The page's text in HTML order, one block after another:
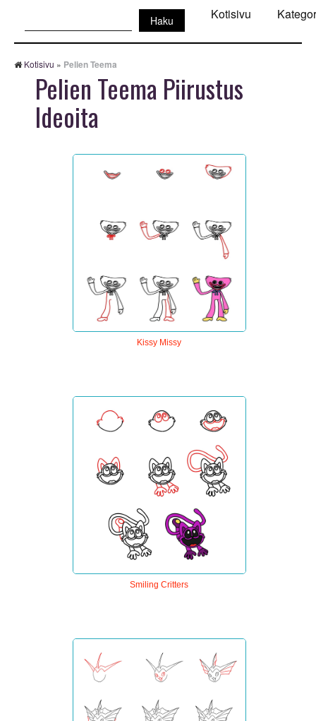
Kotisivu
Kotisivu » Pelien Teema
Pelien Teema Piirustus
Ideoita
Kissy Missy
Smiling Critters